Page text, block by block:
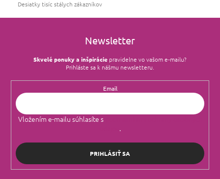
Desiatky tisíc stálych zákazníkov
Newsletter
Skvelé ponuky a inšpirácie pravidelne vo vašom e‑mailu?
Prihláste sa k nášmu newsletteru.
Email
Vložením e-mailu súhlasíte s
.
PRIHLÁSIŤ SA